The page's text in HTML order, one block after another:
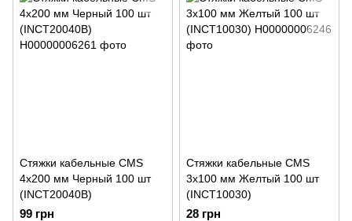
Стяжки кабельные CMS
4x200 мм Черный 100 шт
(INCT20040B)
99 грн
Стяжки кабельные CMS
3х100 мм Желтый 100 шт
(INCT10030)
28 грн